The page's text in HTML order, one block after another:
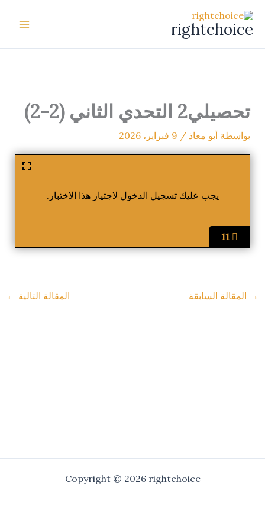
إلى
المحتوى
rightchoice
تحصيلي2 التحدي الثاني (2-2)
بواسطة أبو معاذ / 9 فبراير، 2026
يجب عليك تسجيل الدخول لاجتياز هذا الاختبار.
→ المقالة السابقة المقالة التالية ←
Copyright © 2026 rightchoice